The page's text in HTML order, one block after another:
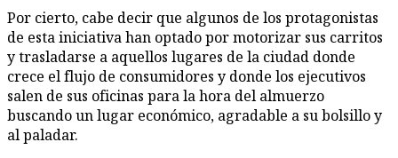
Por cierto, cabe decir que algunos de los protagonistas
de esta iniciativa han optado por motorizar sus carritos
y trasladarse a aquellos lugares de la ciudad donde
crece el flujo de consumidores y donde los ejecutivos
salen de sus oficinas para la hora del almuerzo
buscando un lugar económico, agradable a su bolsillo y
al paladar.